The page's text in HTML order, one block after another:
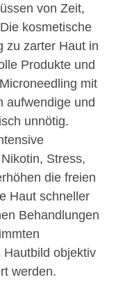
von Zeit,
kosmetische
zu zarter Haut in
Produkte und
mit
aufwendige und
unnötig.
Stress,
die freien
Haut schneller
Behandlungen
objektiv
werden.